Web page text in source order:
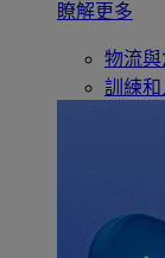
瞭解更多
物流
訓練